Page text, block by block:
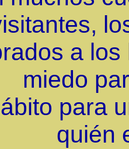
a
miedo
para
quién